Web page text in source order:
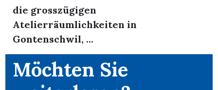
Burg
die grosszügigen
Atelierräumlichkeiten in
Gontenschwil, ...
Möchten Sie